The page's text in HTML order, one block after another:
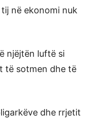
në ekonomi nuk
njëjtën luftë si
të sotmen dhe të
dhe rrjetit